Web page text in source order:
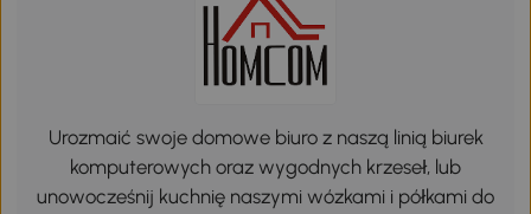
Urozmaić swoje domowe biuro z naszą linią biurek
komputerowych oraz wygodnych krzeseł, lub
unowocześnij kuchnię naszymi wózkami i półkami do